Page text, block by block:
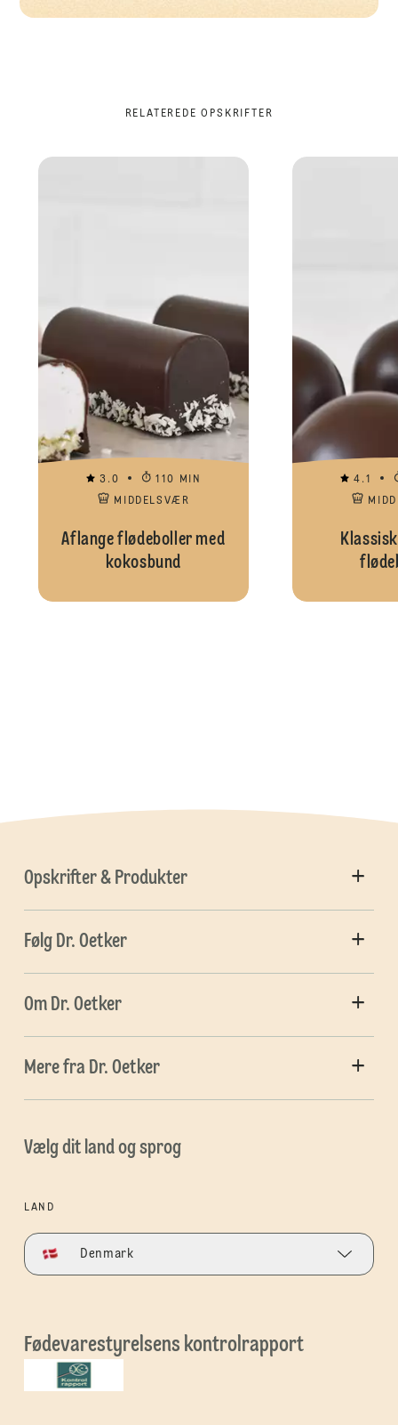
RELATEREDE OPSKRIFTER
3.0
110 MIN
MIDDELSVÆR
Aflange flødeboller med
kokosbund
4.1
Opskrifter & Produkter
Følg Dr. Oetker
Om Dr. Oetker
Mere fra Dr. Oetker
Vælg dit land og sprog
LAND
Denmark
Fødevarestyrelsens kontrolrapport